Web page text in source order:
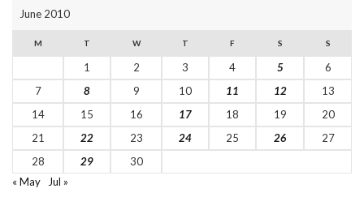
June 2010
M T W T F S S
1 2 3 4 5
6
7
8 9 10 11 12
13
14
15 16 17 18 19
20
21
22 23 24 25 26
27
28
29
30
« May
Jul »